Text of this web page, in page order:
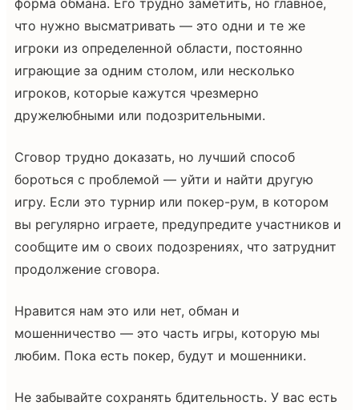
что нужно высматривать — это одни и те же
игроки из определенной области, постоянно
играющие за одним столом, или несколько
игроков, которые кажутся чрезмерно
дружелюбными или подозрительными.
Сговор трудно доказать, но лучший способ
бороться с проблемой — уйти и найти другую
игру. Если это турнир или покер-рум, в котором
вы регулярно играете, предупредите участников и
сообщите им о своих подозрениях, что затруднит
продолжение сговора.
Нравится нам это или нет, обман и
мошенничество — это часть игры, которую мы
любим. Пока есть покер, будут и мошенники.
Не забывайте сохранять бдительность. У вас есть